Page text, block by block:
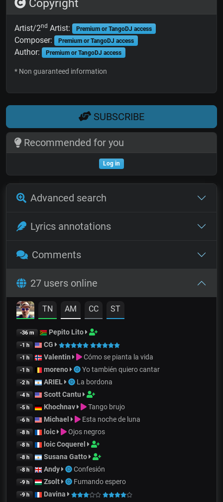
Artist/2nd Artist: Premium or TangoDJ access
Composer: Premium or TangoDJ access
Author: Premium or TangoDJ access
* Non guaranteed information
SUBSCRIBE
Recommended for you
Log in
Advanced search
Lyrics annotations
Comments
27 users online
TN AM CC ST
-36 m Pepito Lito
-1 h CG
-1 h Valentin Cómo se pianta la vida
-1 h moreno Yo también quiero cantar
-2 h ARIEL La bordona
-4 h Scott Cantu
-5 h Khochnav Tango brujo
-6 h Michael Esta noche de luna
-8 h loic Ojos negros
-8 h loic Coquerel
-8 h Susana Gatto
-8 h Andy Confesión
-9 h Zsolt Fumando espero
-9 h Davina